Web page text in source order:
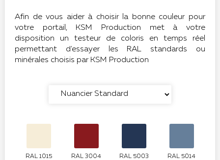
Afin de vous aider à choisir la bonne couleur pour
votre portail, KSM Production met à votre
disposition un testeur de coloris en temps réel
permettant d'essayer les RAL standards ou
minérales choisis par KSM Production
RAL 1015 RAL 3004 RAL 5003 RAL 5014